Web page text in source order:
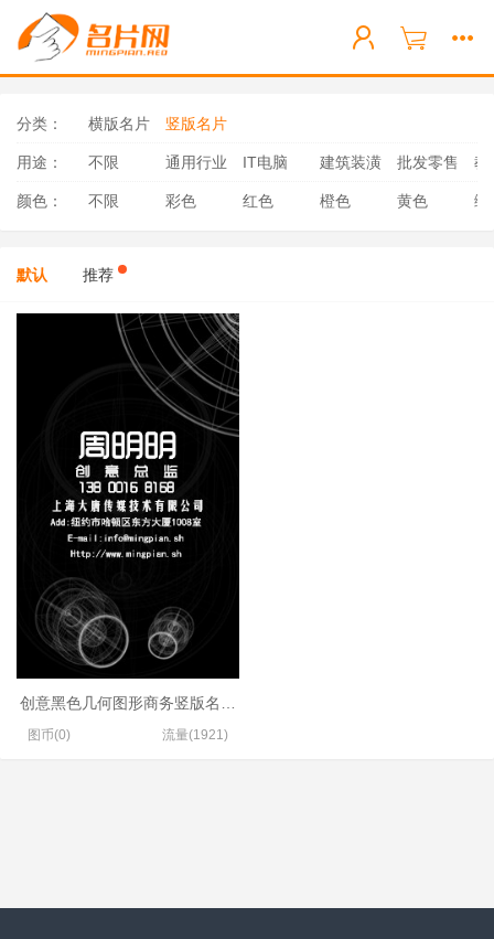
分类： 横版名片 竖版名片
用途： 不限 通用行业 IT电脑 建筑装潢 批发零售 教
颜色： 不限 彩色 红色 橙色 黄色 绿
默认 推荐
创意黑色几何图形商务竖版名片模板
图币(0) 流量(1921)